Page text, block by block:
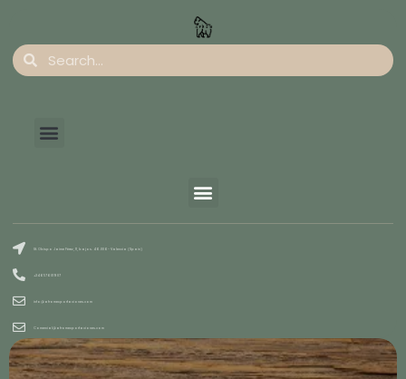
St. Obispo Jaime Pérez, 11, bajos. 46.006- Valencia (Spain)
+34657601907
info@afromexportaciones.com
Comercial@afromexportaciones.com